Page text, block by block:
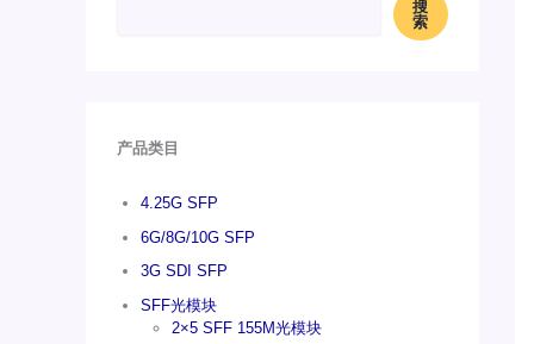
搜
索
产品类目
4.25G SFP
6G/8G/10G SFP
3G SDI SFP
SFF光模块
2×5 SFF 155M光模块